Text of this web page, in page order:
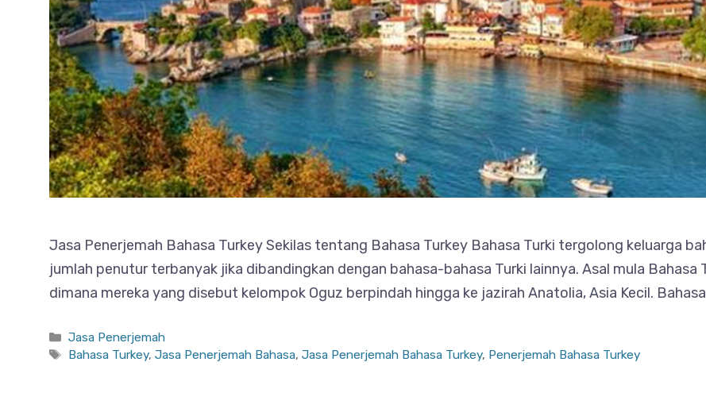
Jasa Penerjemah Bahasa Turkey Sekilas tentang Bahasa Turkey Bahasa Turki tergolong keluarga
jumlah penutur terbanyak jika dibandingkan dengan bahasa-bahasa Turki lainnya. Asal mula Bahasa
dimana mereka yang disebut kelompok Oguz berpindah hingga ke jazirah Anatolia, Asia Kecil.
Categories
Jasa Penerjemah
Tags
Bahasa Turkey,Jasa Penerjemah Bahasa,Jasa Penerjemah Bahasa Turkey, Penerjemah Bahasa Turkey